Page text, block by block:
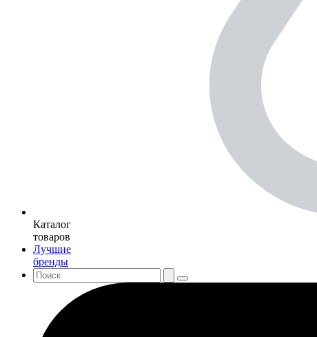
Каталог
товаров
Лучшие
бренды